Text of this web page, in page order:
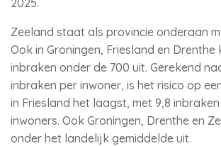
2025.
Zeeland staat als provincie onderaan
Ook in Groningen, Friesland en Drenthe
inbraken onder de 700 uit. Gerekend
inbraken per inwoner, is het risico op
in Friesland het laagst, met 9,8
inwoners. Ook Groningen, Drenthe en
onder het landelijk gemiddelde uit.